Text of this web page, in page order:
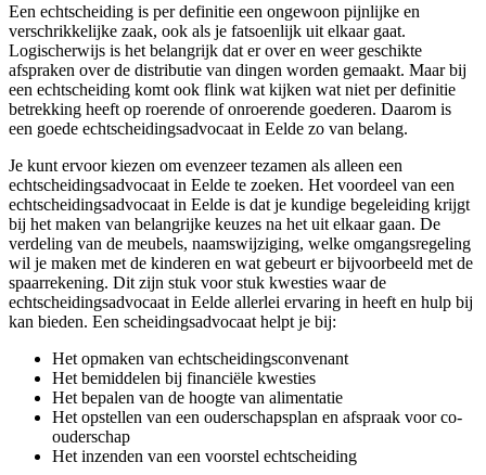
Een echtscheiding is per definitie een ongewoon pijnlijke en
verschrikkelijke zaak, ook als je fatsoenlijk uit elkaar gaat.
Logischerwijs is het belangrijk dat er over en weer geschikte
afspraken over de distributie van dingen worden gemaakt. Maar bij
een echtscheiding komt ook flink wat kijken wat niet per definitie
betrekking heeft op roerende of onroerende goederen. Daarom is
een goede echtscheidingsadvocaat in Eelde zo van belang.
Je kunt ervoor kiezen om evenzeer tezamen als alleen een
echtscheidingsadvocaat in Eelde te zoeken. Het voordeel van een
echtscheidingsadvocaat in Eelde is dat je kundige begeleiding krijgt
bij het maken van belangrijke keuzes na het uit elkaar gaan. De
verdeling van de meubels, naamswijziging, welke omgangsregeling
wil je maken met de kinderen en wat gebeurt er bijvoorbeeld met de
spaarrekening. Dit zijn stuk voor stuk kwesties waar de
echtscheidingsadvocaat in Eelde allerlei ervaring in heeft en hulp bij
kan bieden. Een scheidingsadvocaat helpt je bij:
Het opmaken van echtscheidingsconvenant
Het bemiddelen bij financiële kwesties
Het bepalen van de hoogte van alimentatie
Het opstellen van een ouderschapsplan en afspraak voor co-
ouderschap
Het inzenden van een voorstel echtscheiding